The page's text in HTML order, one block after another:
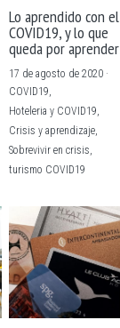
Lo aprendido con el
COVID19, y lo que
queda por aprender
17 de agosto de 2020·
COVID19,
Hoteleria y COVID19,
Crisis y aprendizaje,
Sobrevivir en crisis,
turismo COVID19